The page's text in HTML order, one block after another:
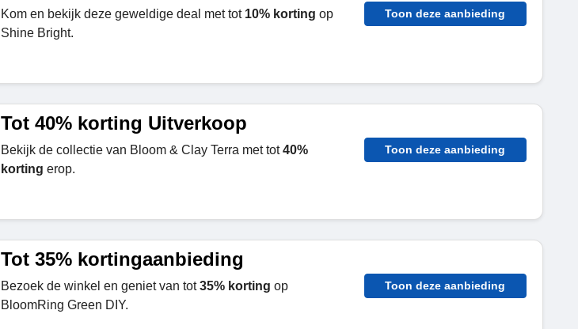
Kom en bekijk deze geweldige deal met tot 10% korting op
Shine Bright.
Toon deze aanbieding
Tot 40% korting Uitverkoop
Bekijk de collectie van Bloom & Clay Terra met tot40%
korting erop.
Toon deze aanbieding
Tot 35% kortingaanbieding
Bezoek de winkel en geniet van tot35% korting op
BloomRing Green DIY.
Toon deze aanbieding